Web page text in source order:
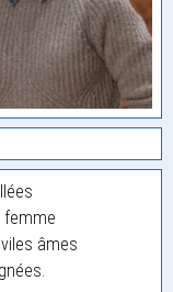
femme
âmes